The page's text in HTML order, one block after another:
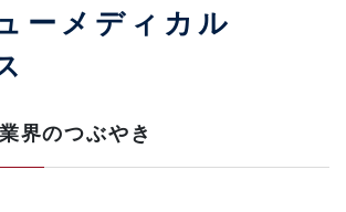
ーメディカル
界のつぶやき